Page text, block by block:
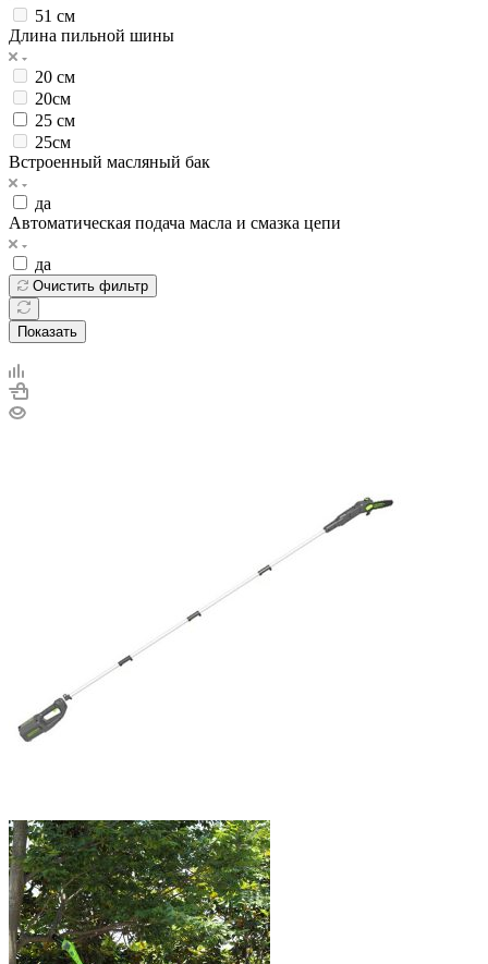
51 см
Длина пильной шины
20 см
20см
25 см
25см
Встроенный масляный бак
да
Автоматическая подача масла и смазка цепи
да
Очистить фильтр
Показать